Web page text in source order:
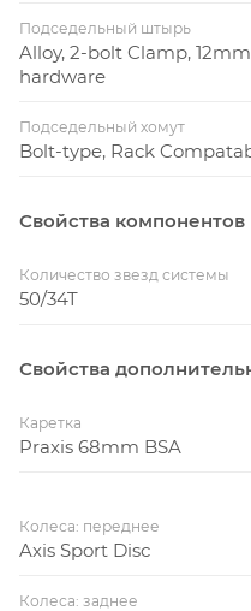
Подседельный штырь
Alloy, 2-bolt Clamp,
hardware
Подседельный хомут
Bolt-type, Rack
Свойства компонентов
Количество звезд системы
50/34T
Свойства
Каретка
Praxis 68mm BSA
Колеса: переднее
Axis Sport Disc
Колеса: заднее